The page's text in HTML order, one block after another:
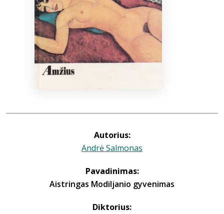
Autorius:
Andrė Salmonas
Pavadinimas:
Aistringas Modiljanio gyvenimas
Diktorius: